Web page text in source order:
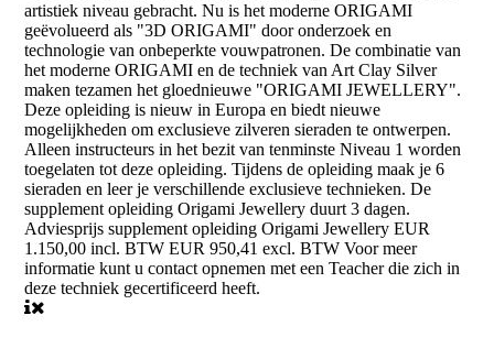
artistiek niveau gebracht. Nu is het moderne ORIGAMI
geëvolueerd als "3D ORIGAMI" door onderzoek en
technologie van onbeperkte vouwpatronen. De combinatie van
het moderne ORIGAMI en de techniek van Art Clay Silver
maken tezamen het gloednieuwe "ORIGAMI JEWELLERY".
Deze opleiding is nieuw in Europa en biedt nieuwe
mogelijkheden om exclusieve zilveren sieraden te ontwerpen.
Alleen instructeurs in het bezit van tenminste Niveau 1 worden
toegelaten tot deze opleiding. Tijdens de opleiding maak je 6
sieraden en leer je verschillende exclusieve technieken. De
supplement opleiding Origami Jewellery duurt 3 dagen.
Adviesprijs supplement opleiding Origami Jewellery EUR
1.150,00 incl. BTW EUR 950,41 excl. BTW Voor meer
informatie kunt u contact opnemen met een Teacher die zich in
deze techniek gecertificeerd heeft.